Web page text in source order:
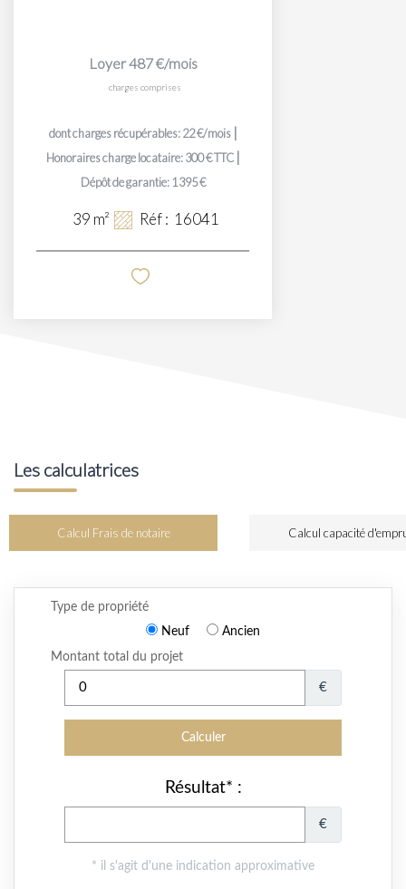
Loyer 487 €/mois
charges comprises
dont charges récupérables: 22 €/mois |
Honoraires charge locataire: 300 € TTC |
Dépôt de garantie: 1 395 €
39 m² Réf : 16041
Les calculatrices
Calcul Frais de notaire Calcul capacité